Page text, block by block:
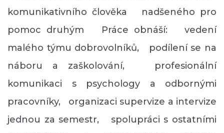
komunikativního člověka nadšeného pro
pomoc druhým Práce obnáší: vedení
malého týmu dobrovolníků, podílení se na
náboru a zaškolování, profesionální
komunikaci s psychology a odbornými
pracovníky, organizaci supervize a intervize
jednou za semestr, spolupráci s ostatními